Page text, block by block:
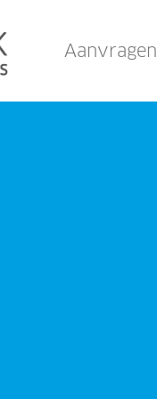
Aanvragen